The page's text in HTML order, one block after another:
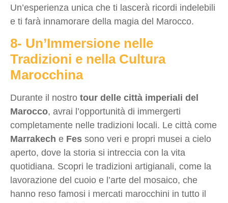
Un’esperienza unica che ti lascerà ricordi indelebili
e ti farà innamorare della magia del Marocco.
8- Un’Immersione nelle
Tradizioni e nella Cultura
Marocchina
Durante il nostro tour delle città imperiali del
Marocco, avrai l’opportunità di immergerti
completamente nelle tradizioni locali. Le città come
Marrakech e Fes sono veri e propri musei a cielo
aperto, dove la storia si intreccia con la vita
quotidiana. Scopri le tradizioni artigianali, come la
lavorazione del cuoio e l’arte del mosaico, che
hanno reso famosi i mercati marocchini in tutto il